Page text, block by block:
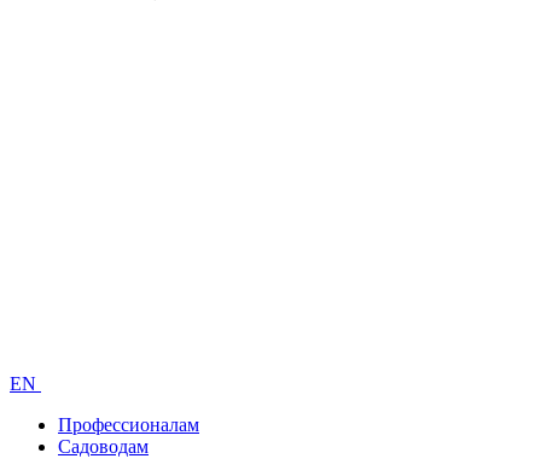
EN
Профессионалам
Садоводам